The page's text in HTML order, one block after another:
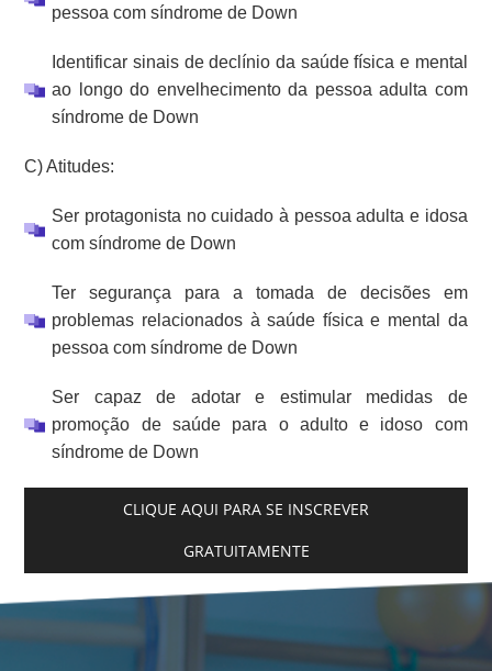
pessoa com síndrome de Down
Identificar sinais de declínio da saúde física e mental
ao longo do envelhecimento da pessoa adulta com
síndrome de Down
C) Atitudes:
Ser protagonista no cuidado à pessoa adulta e idosa
com síndrome de Down
Ter segurança para a tomada de decisões em
problemas relacionados à saúde física e mental da
pessoa com síndrome de Down
Ser capaz de adotar e estimular medidas de
promoção de saúde para o adulto e idoso com
síndrome de Down
CLIQUE AQUI PARA SE INSCREVER
GRATUITAMENTE